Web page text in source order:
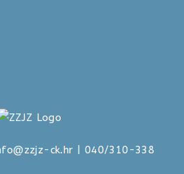
ck.hr | 040/310-338